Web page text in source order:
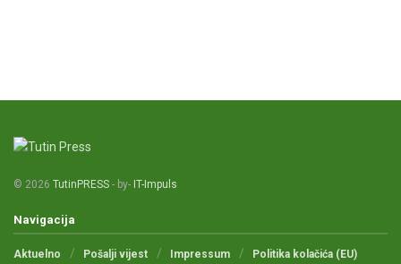
© 2026 TutinPRESS - by- IT-Impuls
Navigacija
Aktuelno Pošalji vijest Impressum Politika kolačića (EU)